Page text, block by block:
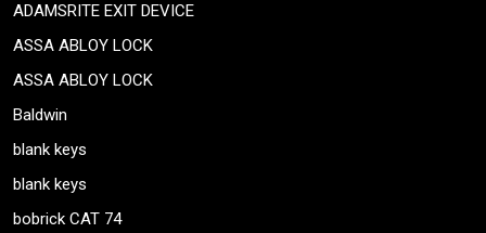
ADAMSRITE EXIT DEVICE
ASSA ABLOY LOCK
ASSA ABLOY LOCK
Baldwin
blank keys
blank keys
bobrick CAT 74